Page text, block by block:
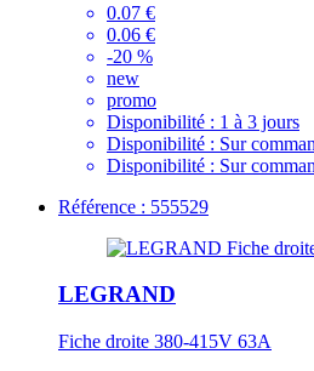
0.07 €
0.06 €
-20 %
new
promo
Disponibilité : 1 à 3 jours
Disponibilité : Sur
Disponibilité : Sur
Référence : 555529
LEGRAND
Fiche droite 380-415V 63A